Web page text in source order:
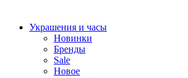
Украшения и часы
Новинки
Бренды
Sale
Новое